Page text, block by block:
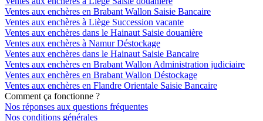
Ventes aux enchères en Brabant Wallon Saisie Bancaire
Ventes aux enchères à Liège Succession vacante
Ventes aux enchères dans le Hainaut Saisie douanière
Ventes aux enchères à Namur Déstockage
Ventes aux enchères dans le Hainaut Saisie Bancaire
Ventes aux enchères en Brabant Wallon Administration judiciaire
Ventes aux enchères en Brabant Wallon Déstockage
Ventes aux enchères en Flandre Orientale Saisie Bancaire
Comment ça fonctionne ?
Nos réponses aux questions fréquentes
Nos conditions générales